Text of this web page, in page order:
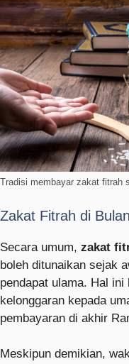
Tradisi membayar zakat fitrah
Zakat Fitrah di
Secara umum, zakat
boleh ditunaikan sejak
pendapat ulama. Hal
kelonggaran kepada
pembayaran di akhir
Meskipun demikian,